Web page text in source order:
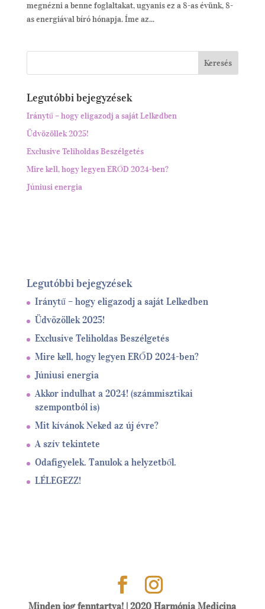
megnézni a benne foglaltakat, ugyanis ez a 8-as évünk, 8-
as energiával bíró hónapja. Íme az...
Legutóbbi bejegyzések
Iránytű – hogy eligazodj a saját Lelkedben
Üdvözöllek 2025!
Exclusive Teliholdas Beszélgetés
Mire kell, hogy legyen ERŐD 2024-ben?
Júniusi energia
Legutóbbi bejegyzések
Iránytű – hogy eligazodj a saját Lelkedben
Üdvözöllek 2025!
Exclusive Teliholdas Beszélgetés
Mire kell, hogy legyen ERŐD 2024-ben?
Júniusi energia
Akkor indulhat a 2024! (számmisztikai
szempontból is)
Mit kívánok Neked az új évre?
A szív tekintete
Odafigyelek. Tanulok a helyzetből.
LÉLEGEZZ!
Minden jog fenntartva! | 2020 Harmónia Medicina